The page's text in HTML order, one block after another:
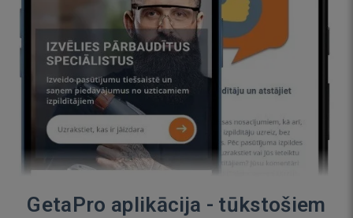
GetaPro aplikācija - tūkstošiem